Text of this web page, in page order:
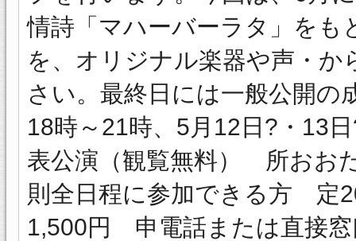
情詩「マハーバーラタ」をも
を、オリジナル楽器や声・
さい。最終日には一般公開の
18時～21時、5月12日?・13
表公演（観覧無料） 所おお
則全日程に参加できる方 定
1,500円 申電話または直接